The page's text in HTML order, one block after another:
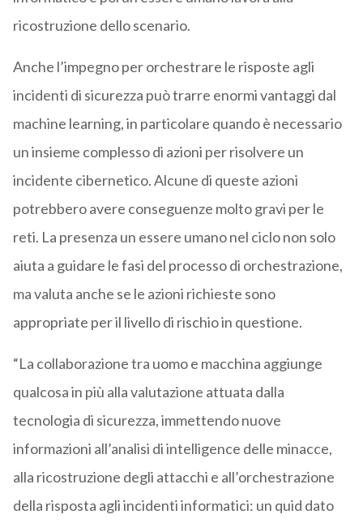
ricostruzione dello scenario.
Anche l’impegno per orchestrare le risposte agli
incidenti di sicurezza può trarre enormi vantaggi dal
machine learning, in particolare quando è necessario
un insieme complesso di azioni per risolvere un
incidente cibernetico. Alcune di queste azioni
potrebbero avere conseguenze molto gravi per le
reti. La presenza un essere umano nel ciclo non solo
aiuta a guidare le fasi del processo di orchestrazione,
ma valuta anche se le azioni richieste sono
appropriate per il livello di rischio in questione.
“La collaborazione tra uomo e macchina aggiunge
qualcosa in più alla valutazione attuata dalla
tecnologia di sicurezza, immettendo nuove
informazioni all’analisi di intelligence delle minacce,
alla ricostruzione degli attacchi e all’orchestrazione
della risposta agli incidenti informatici: un quid dato